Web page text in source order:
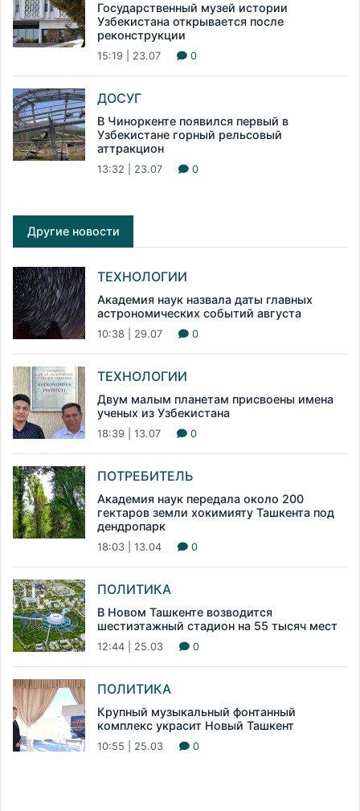
Государственный музей истории
Узбекистана открывается после
реконструкции
15:19 | 23.07 0
ДОСУГ
В Чиноркенте появился первый в
Узбекистане горный рельсовый
аттракцион
13:32 | 23.07 0
Другие новости
ТЕХНОЛОГИИ
Академия наук назвала даты главных
астрономических событий августа
10:38 | 29.07 0
ТЕХНОЛОГИИ
Двум малым планетам присвоены имена
ученых из Узбекистана
18:39 | 13.07 0
ПОТРЕБИТЕЛЬ
Академия наук передала около 200
гектаров земли хокимияту Ташкента под
дендропарк
18:03 | 13.04 0
ПОЛИТИКА
В Новом Ташкенте возводится
шестиэтажный стадион на 55 тысяч мест
12:44 | 25.03 0
ПОЛИТИКА
Крупный музыкальный фонтанный
комплекс украсит Новый Ташкент
10:55 | 25.03 0